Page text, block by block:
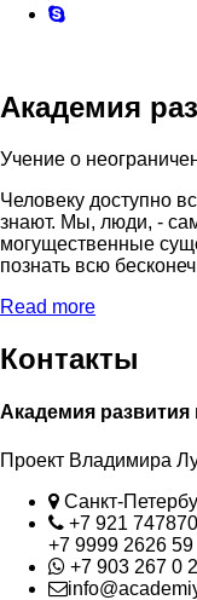
skype
Академия
Учение о
Человеку доступно
знают. Мы, люди, -
могущественные
познать всю
Read more
Контакты
Академия развития
Проект Владимира
Location
Санкт-
Phone
+7 921
+7 9999 2626 59
Whatsapp
+7 903 267 0
Contact